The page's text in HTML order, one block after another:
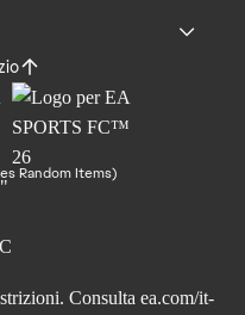
Random Items)
Consulta ea.com/it-